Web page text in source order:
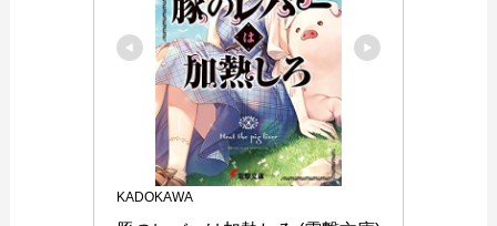
KADOKAWA